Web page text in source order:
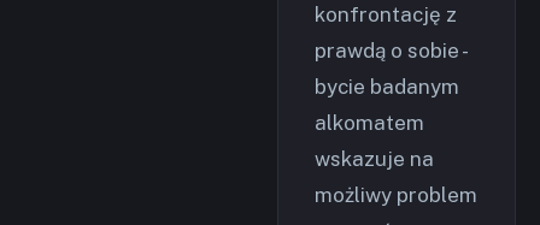
konfrontację z
prawdą o sobie -
bycie badanym
alkomatem
wskazuje na
możliwy problem